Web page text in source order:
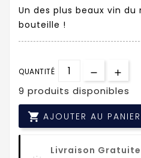
Un des plus beaux vin
bouteille !
QUANTITÉ
9 produits disponibles
 AJOUTER AU PANIER
Livraison Gratuite